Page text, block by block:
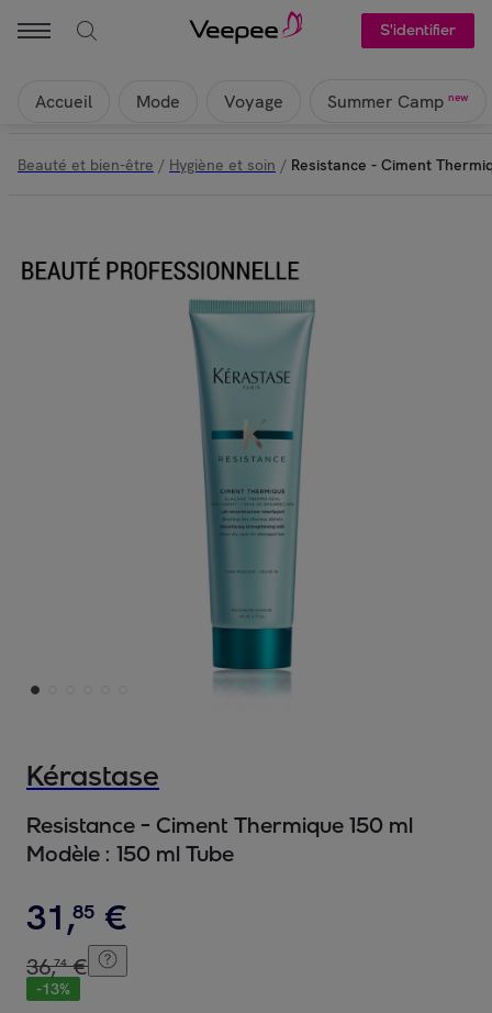
S'identifier
Accueil Mode Voyage Summer Camp new
Beauté et bien-être / Hygiène et soin / Resistance - Ciment
Kérastase
Resistance - Ciment Thermique 150 ml
Modèle : 150 ml Tube
31,85 €
36,74 €
-13%